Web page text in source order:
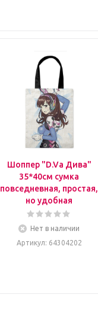
Шоппер "D.Va Дива"
35*40см сумка
повседневная, простая,
но удобная
Нет в наличии
Артикул: 64304202